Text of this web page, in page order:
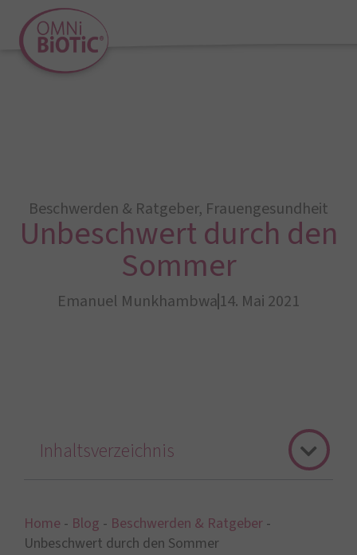
Beschwerden & Ratgeber, Frauengesundheit
Unbeschwert durch den
Sommer
Emanuel Munkhambwa14. Mai 2021
Home - Blog - Beschwerden & Ratgeber -
Unbeschwert durch den Sommer
Inhaltsverzeichnis